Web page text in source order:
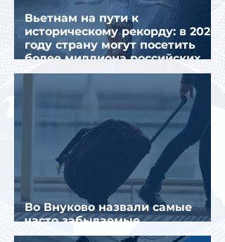
Вьетнам на пути к
историческому рекорду: в 2026
году страну могут посетить
более миллиона российских
туристов
Во Внуково назвали самые
часто забываемые
пассажирами вещи